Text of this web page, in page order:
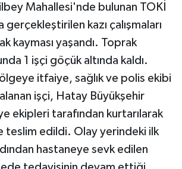
Mahallesi'nde bulunan TOKİ
gerçekleştirilen kazı çalışmaları
kayması yaşandı. Toprak
1 işçi göçük altında kaldı.
itfaiye, sağlık ve polis ekibi
işçi, Hatay Büyükşehir
ekipleri tarafından kurtarılarak
teslim edildi. Olay yerindeki ilk
hastaneye sevk edilen